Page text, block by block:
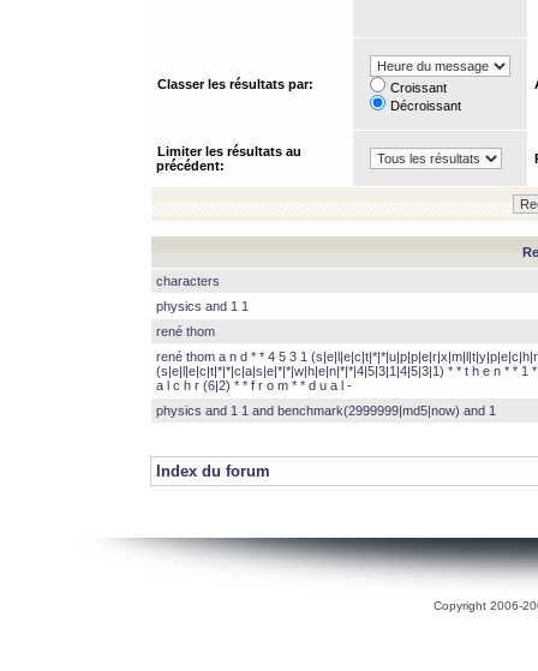
Classer les résultats par:
Croissant
Décroissant
Limiter les résultats au
précédent:
characters
physics and 1 1
rené thom
rené thom a n d * * 4 5 3 1
(s|e|l|e|c|t|*|*|c|a|s|e|*|*|w|h|e|n|*|*|4|5|3|1|4|5|3|1) * * t h e n * * 1
a l c h r (6|2) * * f r o m * * d u a l -
physics and 1 1 and benchmark(2999999|md5|now) and 1
Index du forum
Copyright 2006-